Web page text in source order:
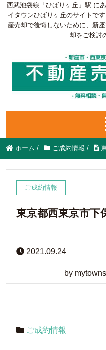
西武池袋線「ひばりヶ丘」駅 に
イタウンひばりヶ丘のサイトで
産売却で後悔しないために、新
却をご検討
ホーム / ご成約情報 /
ご成約情報
東京都西東京市下
2021.09.24
by
ご成約情報